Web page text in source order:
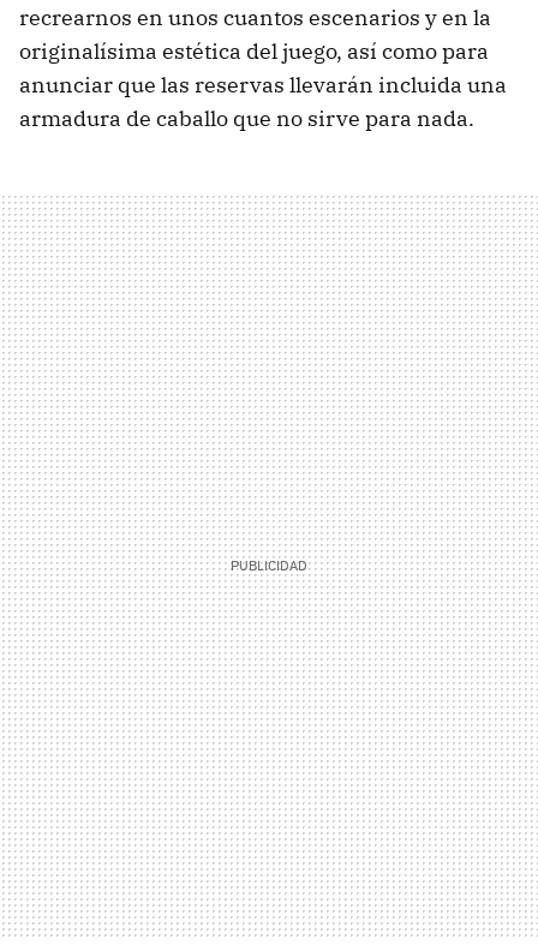
recrearnos en unos cuantos escenarios y en la
originalísima estética del juego, así como para
anunciar que las reservas llevarán incluida una
armadura de caballo que no sirve para nada.